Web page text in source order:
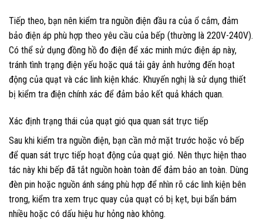
Tiếp theo, bạn nên kiểm tra nguồn điện đầu ra của ổ cắm, đảm
bảo điện áp phù hợp theo yêu cầu của bếp (thường là 220V-240V).
Có thể sử dụng đồng hồ đo điện để xác minh mức điện áp này,
tránh tình trạng điện yếu hoặc quá tải gây ảnh hưởng đến hoạt
động của quạt và các linh kiện khác. Khuyến nghị là sử dụng thiết
bị kiểm tra điện chính xác để đảm bảo kết quả khách quan.
Xác định trạng thái của quạt gió qua quan sát trực tiếp
Sau khi kiểm tra nguồn điện, bạn cần mở mặt trước hoặc vỏ bếp
để quan sát trực tiếp hoạt động của quạt gió. Nên thực hiện thao
tác này khi bếp đã tắt nguồn hoàn toàn để đảm bảo an toàn. Dùng
đèn pin hoặc nguồn ánh sáng phù hợp để nhìn rõ các linh kiện bên
trong, kiểm tra xem trục quay của quạt có bị kẹt, bụi bẩn bám
nhiều hoặc có dấu hiệu hư hỏng nào không.